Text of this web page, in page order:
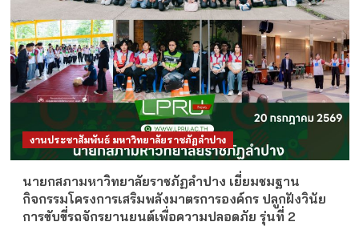
งานประชาสัมพันธ์ มหาวิทยาลัยราชภัฏลำปาง
นายกสภามหาวิทยาลัยราชภัฏลำปาง เยี่ยมชมฐาน
กิจกรรมโครงการเสริมพลังมาตรการองค์กร ปลูกฝังวินัย
การขับขี่รถจักรยานยนต์เพื่อความปลอดภัย รุ่นที่ 2